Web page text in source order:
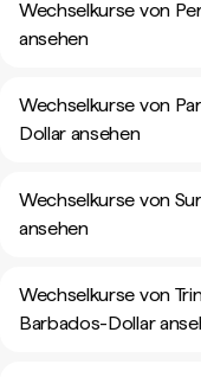
Wechselkurse von
ansehen
Wechselkurse von
Dollar ansehen
Wechselkurse von
ansehen
Wechselkurse von
Barbados-Dollar